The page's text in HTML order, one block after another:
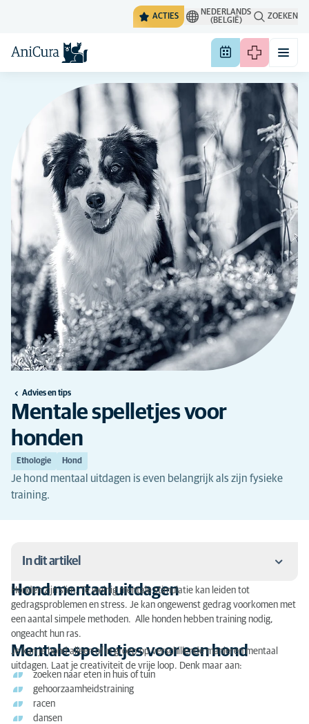
ACTIES
NEDERLANDS
(BELGIË)
ZOEKEN
Advies en tips
Mentale spelletjes voor
honden
Ethologie Hond
Je hond mentaal uitdagen is even belangrijk als zijn fysieke
training.
In dit artikel
Hond mentaal uitdagen
Mentale spelletjes voor een hond
Positieve training
Reukvermogen trainen
Hond mentaal uitdagen
Honden zijn slim. Te weinig mentale stimulatie kan leiden tot
gedragsproblemen en stress. Je kan ongewenst gedrag voorkomen met
een aantal simpele methoden. Alle honden hebben training nodig,
ongeacht hun ras.
Mentale spelletjes voor een hond
Je kan je hond alleen of in groep op verschillende manieren mentaal
uitdagen. Laat je creativiteit de vrije loop. Denk maar aan:
zoeken naar eten in huis of tuin
gehoorzaamheidstraining
racen
dansen